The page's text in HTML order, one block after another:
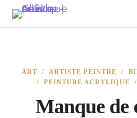
ART/ ARTISTE PEINTRE /
/ PEINTURE ACRYLIQUE
Manque de